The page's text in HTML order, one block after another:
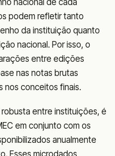
podem refletir tanto
da instituição quanto
nacional. Por isso, o
entre edições
nas notas brutas
nos conceitos finais.
entre instituições, é
em conjunto com os
anualmente
Esses microdados